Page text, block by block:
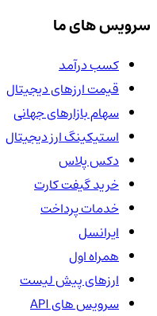
سرویس های ما
کسب درآمد
قیمت ارزهای دیجیتال
سهام بازارهای جهانی
استیکینگ ارز دیجیتال
دکس پلاس
خرید گیفت کارت
خدمات پرداخت
ایرانسل
همراه اول
ارزهای پیش لیست
سرویس های API